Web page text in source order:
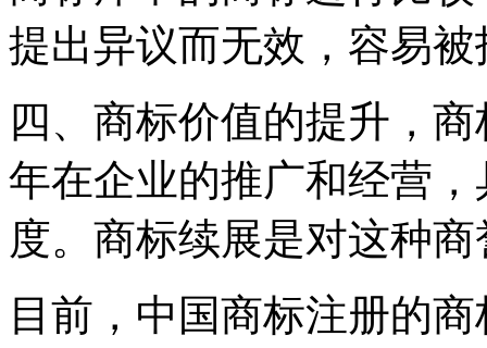
提出异议而无效，容易被
四、商标价值的提升，
年在企业的推广和经营
度。商标续展是对这种
目前，中国商标注册的